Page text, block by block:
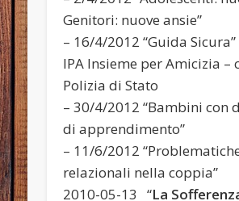
Genitori: nuove ansie”
– 16/4/2012 “Guida Sicura”
IPA Insieme per Amicizia –
Polizia di Stato
– 30/4/2012 “Bambini con
di apprendimento”
– 11/6/2012
relazionali nella coppia”
2010-05-13 “La